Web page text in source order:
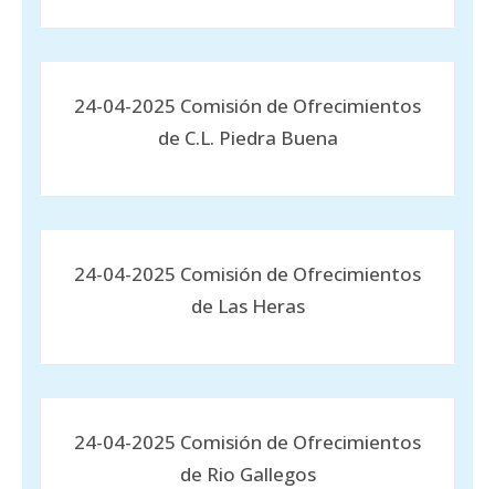
24-04-2025 Comisión de Ofrecimientos
de C.L. Piedra Buena
24-04-2025 Comisión de Ofrecimientos
de Las Heras
24-04-2025 Comisión de Ofrecimientos
de Rio Gallegos